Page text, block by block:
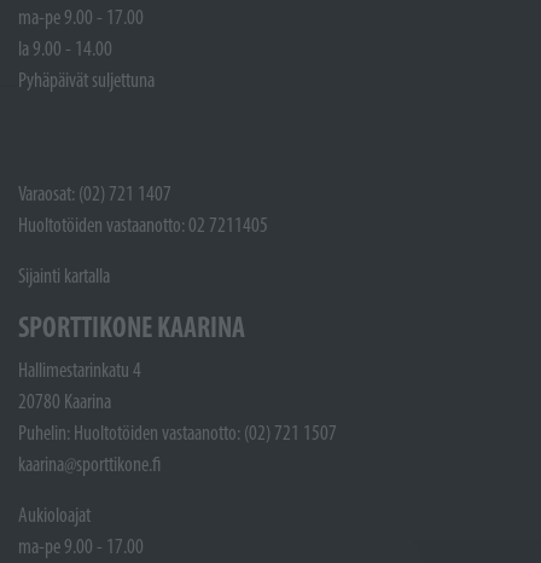
ma-pe 9.00 - 17.00
la 9.00 - 14.00
Pyhäpäivät suljettuna
Varaosat: (02) 721 1407
Huoltotöiden vastaanotto: 02 7211405
Sijainti kartalla
SPORTTIKONE KAARINA
Hallimestarinkatu 4
20780 Kaarina
Puhelin: Huoltotöiden vastaanotto: (02) 721 1507
kaarina@sporttikone.fi
Aukioloajat
ma-pe 9.00 - 17.00